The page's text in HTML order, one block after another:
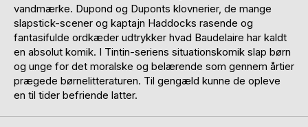
vandmærke. Dupond og Duponts klovnerier, de mange
slapstick-scener og kaptajn Haddocks rasende og
fantasifulde ordkæder udtrykker hvad Baudelaire har kaldt
en absolut komik. I Tintin-seriens situationskomik slap børn
og unge for det moralske og belærende som gennem årtier
prægede børnelitteraturen. Til gengæld kunne de opleve
en til tider befriende latter.